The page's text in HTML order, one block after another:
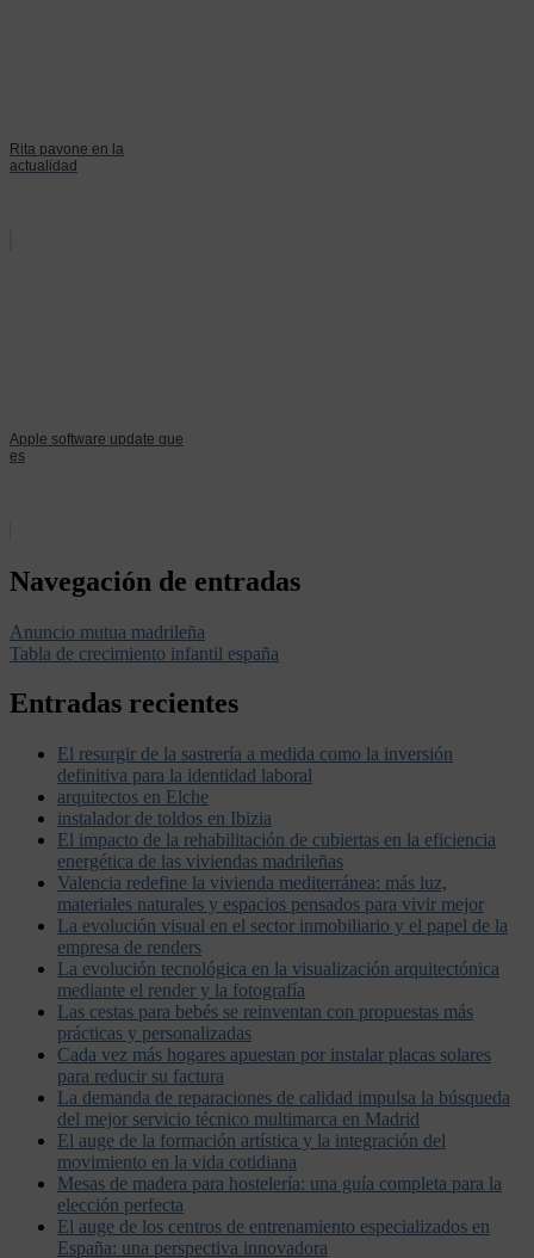
Rita pavone en la
actualidad
Apple software update que
es
Navegación de entradas
Anuncio mutua madrileña
Tabla de crecimiento infantil españa
Entradas recientes
El resurgir de la sastrería a medida como la inversión
definitiva para la identidad laboral
arquitectos en Elche
instalador de toldos en Ibizia
El impacto de la rehabilitación de cubiertas en la eficiencia
energética de las viviendas madrileñas
Valencia redefine la vivienda mediterránea: más luz,
materiales naturales y espacios pensados para vivir mejor
La evolución visual en el sector inmobiliario y el papel de la
empresa de renders
La evolución tecnológica en la visualización arquitectónica
mediante el render y la fotografía
Las cestas para bebés se reinventan con propuestas más
prácticas y personalizadas
Cada vez más hogares apuestan por instalar placas solares
para reducir su factura
La demanda de reparaciones de calidad impulsa la búsqueda
del mejor servicio técnico multimarca en Madrid
El auge de la formación artística y la integración del
movimiento en la vida cotidiana
Mesas de madera para hostelería: una guía completa para la
elección perfecta
El auge de los centros de entrenamiento especializados en
España: una perspectiva innovadora